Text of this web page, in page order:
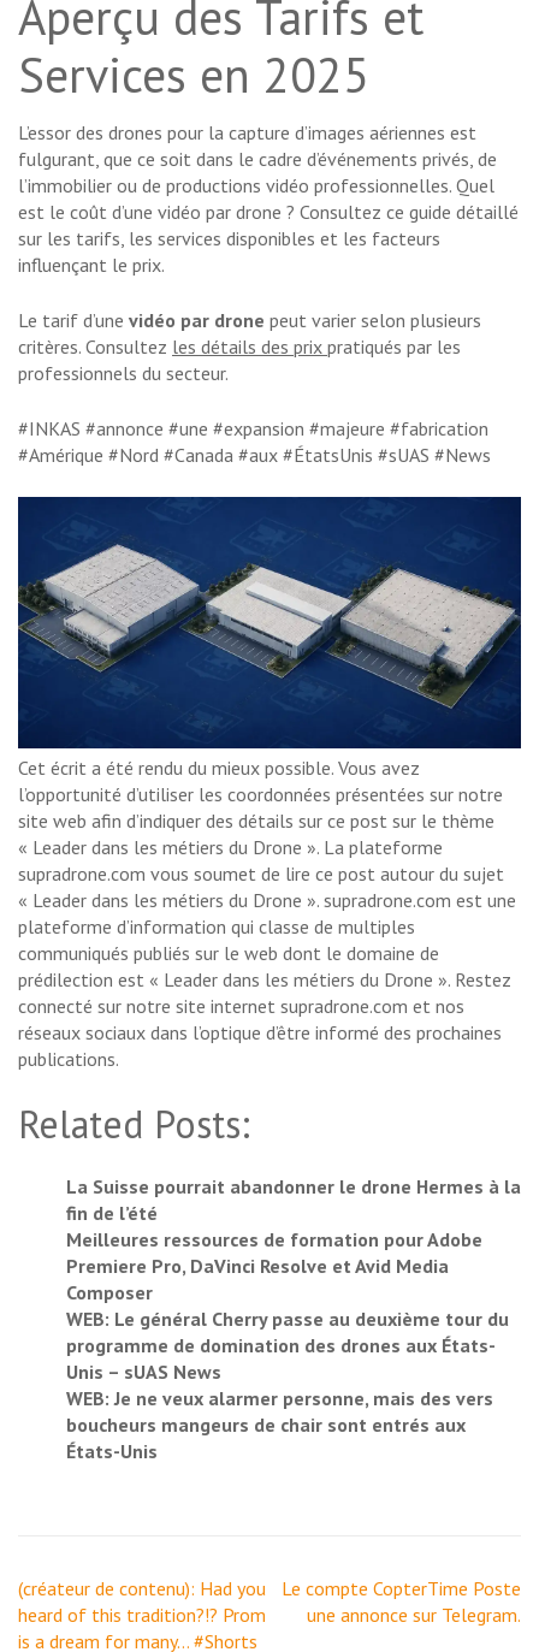
Aperçu des Tarifs et
Services en 2025
L’essor des drones pour la capture d’images aériennes est
fulgurant, que ce soit dans le cadre d’événements privés, de
l’immobilier ou de productions vidéo professionnelles. Quel
est le coût d’une vidéo par drone ? Consultez ce guide détaillé
sur les tarifs, les services disponibles et les facteurs
influençant le prix.
Le tarif d’une vidéo par drone peut varier selon plusieurs
critères. Consultez les détails des prix pratiqués par les
professionnels du secteur.
#INKAS #annonce #une #expansion #majeure #fabrication
#Amérique #Nord #Canada #aux #ÉtatsUnis #sUAS #News
Cet écrit a été rendu du mieux possible. Vous avez
l’opportunité d’utiliser les coordonnées présentées sur notre
site web afin d’indiquer des détails sur ce post sur le thème
« Leader dans les métiers du Drone ». La plateforme
supradrone.com vous soumet de lire ce post autour du sujet
« Leader dans les métiers du Drone ». supradrone.com est une
plateforme d’information qui classe de multiples
communiqués publiés sur le web dont le domaine de
prédilection est « Leader dans les métiers du Drone ». Restez
connecté sur notre site internet supradrone.com et nos
réseaux sociaux dans l’optique d’être informé des prochaines
publications.
Related Posts:
La Suisse pourrait abandonner le drone Hermes à la
fin de l’été
Meilleures ressources de formation pour Adobe
Premiere Pro, DaVinci Resolve et Avid Media
Composer
WEB: Le général Cherry passe au deuxième tour du
programme de domination des drones aux États-
Unis – sUAS News
WEB: Je ne veux alarmer personne, mais des vers
boucheurs mangeurs de chair sont entrés aux
États-Unis
Navigation
de
l’article
(créateur de contenu): Had you
heard of this tradition?!? Prom
is a dream for many… #Shorts
Le compte CopterTime Poste
une annonce sur Telegram.